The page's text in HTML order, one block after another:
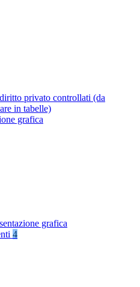
privato controllati (da
in tabelle)
grafica
grafica
4